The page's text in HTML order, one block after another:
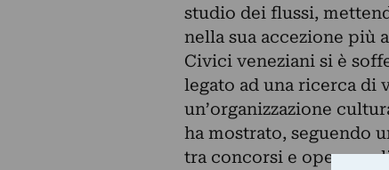
studio dei flussi,
nella sua accezione più
Civici veneziani si è
legato ad una ricerca di
un’organizzazione
ha mostrato, seguendo
tra concorsi e opere